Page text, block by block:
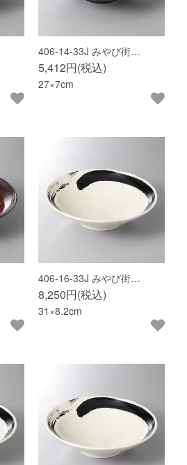
406-14-33J みやび街…
5,412円(税込)
27×7cm
406-16-33J みやび街…
8,250円(税込)
31×8.2cm